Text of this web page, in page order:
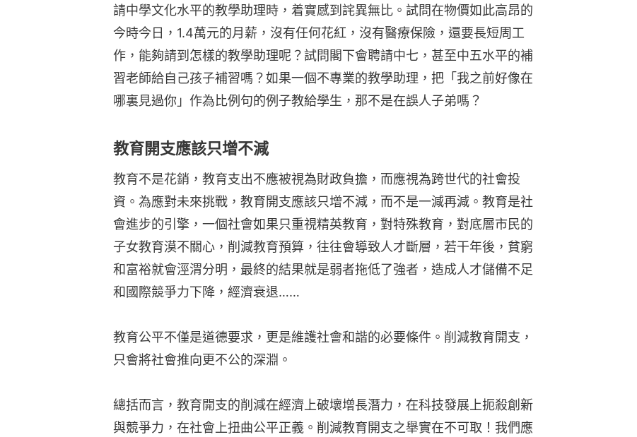
請中學文化水平的教學助理時，着實感到詫異無比。試問在物價如此高昂的
今時今日，1.4萬元的月薪，沒有任何花紅，沒有醫療保險，還要長短周工
作，能夠請到怎樣的教學助理呢？試問閣下會聘請中七，甚至中五水平的補
習老師給自己孩子補習嗎？如果一個不專業的教學助理，把「我之前好像在
哪裏見過你」作為比例句的例子教給學生，那不是在誤人子弟嗎？
教育開支應該只增不減
教育不是花銷，教育支出不應被視為財政負擔，而應視為跨世代的社會投
資。為應對未來挑戰，教育開支應該只增不減，而不是一減再減。教育是社
會進步的引擎，一個社會如果只重視精英教育，對特殊教育，對底層市民的
子女教育漠不關心，削減教育預算，往往會導致人才斷層，若干年後，貧窮
和富裕就會涇渭分明，最終的結果就是弱者拖低了強者，造成人才儲備不足
和國際競爭力下降，經濟衰退……
教育公平不僅是道德要求，更是維護社會和諧的必要條件。削減教育開支，
只會將社會推向更不公的深淵。
總括而言，教育開支的削減在經濟上破壞增長潛力，在科技發展上扼殺創新
與競爭力，在社會上扭曲公平正義。削減教育開支之舉實在不可取！我們應